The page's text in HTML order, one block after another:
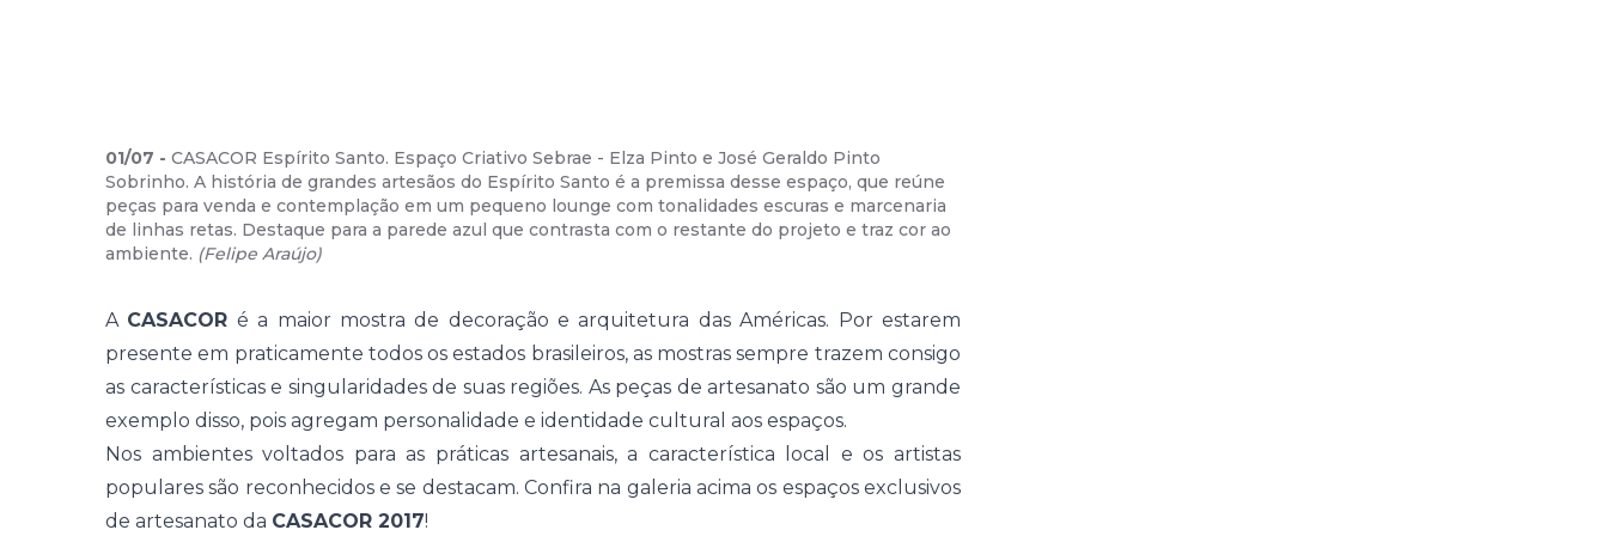
01/07 - CASACOR Espírito Santo. Espaço Criativo Sebrae - Elza Pinto e José Geraldo Pinto
Sobrinho. A história de grandes artesãos do Espírito Santo é a premissa desse espaço, que reúne
peças para venda e contemplação em um pequeno lounge com tonalidades escuras e marcenaria
de linhas retas. Destaque para a parede azul que contrasta com o restante do projeto e traz cor ao
ambiente. (Felipe Araújo)
A CASACOR é a maior mostra de decoração e arquitetura das Américas. Por estarem
presente em praticamente todos os estados brasileiros, as mostras sempre trazem consigo
as características e singularidades de suas regiões. As peças de artesanato são um grande
exemplo disso, pois agregam personalidade e identidade cultural aos espaços.
Nos ambientes voltados para as práticas artesanais, a característica local e os artistas
populares são reconhecidos e se destacam. Confira na galeria acima os espaços exclusivos
de artesanato da CASACOR 2017!